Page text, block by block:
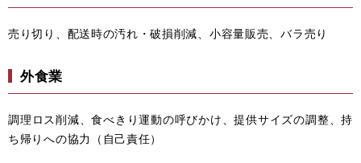
売り切り、配送時の汚れ・破損削減、小容量販売、バラ売り
外食業
調理ロス削減、食べきり運動の呼びかけ、提供サイズの調整、持
ち帰りへの協力（自己責任）